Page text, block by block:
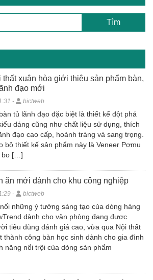
thất xuân hòa giới thiệu sản phẩm bàn,
đạo mới
- bictweb
tủ lãnh đạo đặc biệt là thiết kế đột phá
dáng cũng như chất liệu sử dụng, thích
đạo cao cấp, hoành tráng và sang trọng.
bộ thiết kế sản phẩm này là Veneer Pơmu
bo […]
ăn mới dành cho khu công nghiệp
- bictweb
những ý tưởng sáng tạo của dòng hàng
dành cho văn phòng đang được
tiêu dùng đánh giá cao, vừa qua Nội thất
thành công bàn học sinh dành cho gia đình
năng nổi trội của dòng sản phẩm